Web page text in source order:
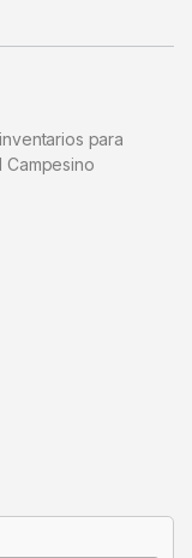
para